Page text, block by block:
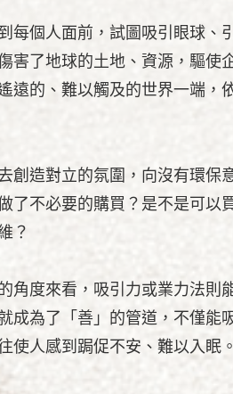
每個人面前，試圖吸引眼球、
害了地球的土地、資源，驅使
遠的、難以觸及的世界一端，
創造對立的氛圍，向沒有環保
了不必要的購買？是不是可以
？
角度來看，吸引力或業力法則
成為了「善」的管道，不僅能
使人感到跼促不安、難以入眠。